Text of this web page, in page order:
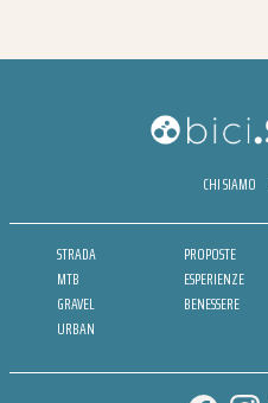
CHI SIAMO
STRADA
MTB
GRAVEL
URBAN
PROPOSTE
ESPERIENZE
BENESSERE